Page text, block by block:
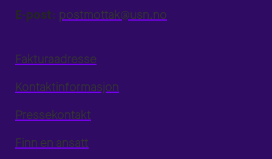
E-post: postmottak@usn.no
Fakturaadresse
Kontaktinformasjon
Pressekontakt
Finn en ansatt